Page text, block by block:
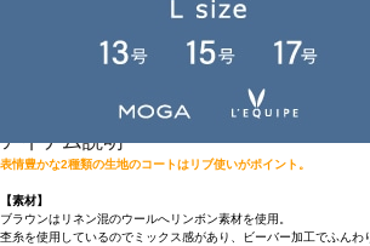
アイテム説明
表情豊かな2種類の生地のコートはリブ使いがポイント。
【素材】
ブラウンはリネン混のウールへリンボン素材を使用。
杢糸を使用しているのでミックス感があり、ビーバー加工でふんわ